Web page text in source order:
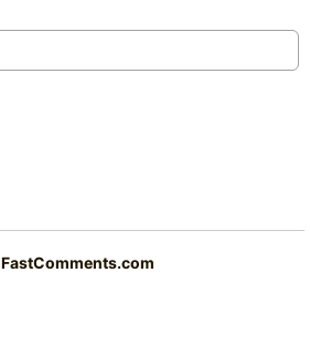
FastComments.com